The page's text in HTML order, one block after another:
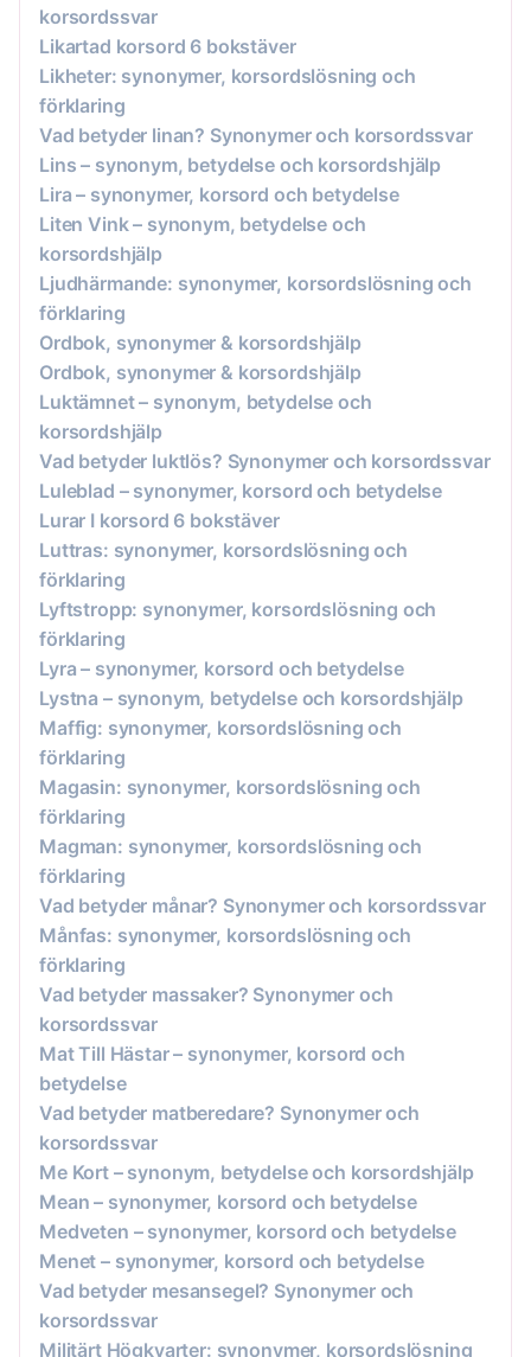
korsordssvar
Likartad korsord 6 bokstäver
Likheter: synonymer, korsordslösning och
förklaring
Vad betyder linan? Synonymer och korsordssvar
Lins – synonym, betydelse och korsordshjälp
Lira – synonymer, korsord och betydelse
Liten Vink – synonym, betydelse och
korsordshjälp
Ljudhärmande: synonymer, korsordslösning och
förklaring
Ordbok, synonymer & korsordshjälp
Ordbok, synonymer & korsordshjälp
Luktämnet – synonym, betydelse och
korsordshjälp
Vad betyder luktlös? Synonymer och korsordssvar
Luleblad – synonymer, korsord och betydelse
Lurar I korsord 6 bokstäver
Luttras: synonymer, korsordslösning och
förklaring
Lyftstropp: synonymer, korsordslösning och
förklaring
Lyra – synonymer, korsord och betydelse
Lystna – synonym, betydelse och korsordshjälp
Maffig: synonymer, korsordslösning och
förklaring
Magasin: synonymer, korsordslösning och
förklaring
Magman: synonymer, korsordslösning och
förklaring
Vad betyder månar? Synonymer och korsordssvar
Månfas: synonymer, korsordslösning och
förklaring
Vad betyder massaker? Synonymer och
korsordssvar
Mat Till Hästar – synonymer, korsord och
betydelse
Vad betyder matberedare? Synonymer och
korsordssvar
Me Kort – synonym, betydelse och korsordshjälp
Mean – synonymer, korsord och betydelse
Medveten – synonymer, korsord och betydelse
Menet – synonymer, korsord och betydelse
Vad betyder mesansegel? Synonymer och
korsordssvar
Militärt Högkvarter: synonymer, korsordslösning